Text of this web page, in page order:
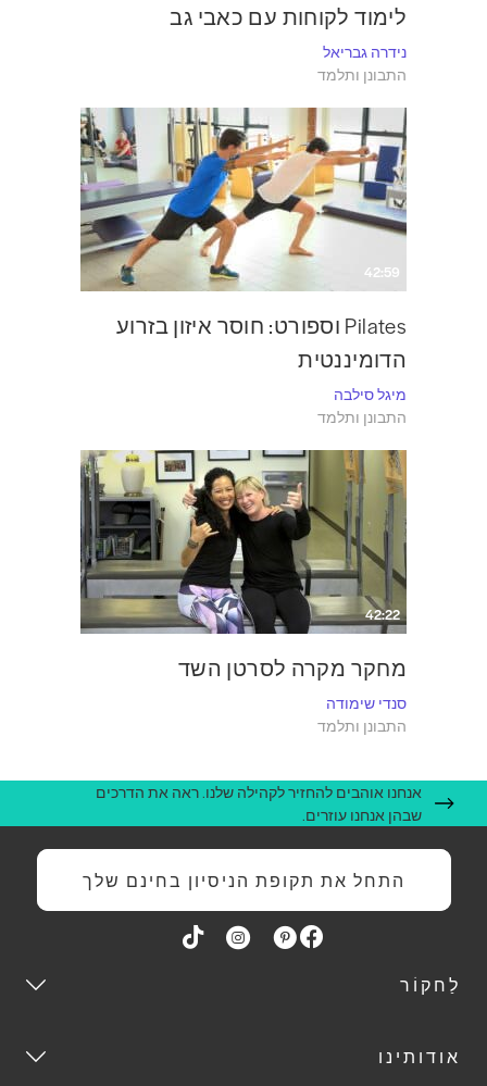
לימוד לקוחות עם כאבי גב
נידרה גבריאל
התבונן ותלמד
42:59
Pilates וספורט: חוסר איזון בזרוע
הדומיננטית
מיגל סילבה
התבונן ותלמד
42:22
מחקר מקרה לסרטן השד
סנדי שימודה
התבונן ותלמד
אנחנו אוהבים להחזיר לקהילה שלנו. ראה את הדרכים
שבהן אנחנו עוזרים.
התחל את תקופת הניסיון בחינם שלך
לַחקוֹר
אודותינו